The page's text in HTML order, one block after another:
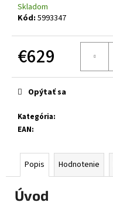
Skladom
Kód: 5993347
€629
cena:
Kategória:
EAN:
Opýtať sa
Popis Hodnotenie
Úvod
O
d
p
ú
m